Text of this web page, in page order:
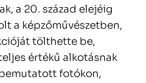
a 20. század elejéig
a képzőművészetben,
tölthette be,
értékű alkotásnak
fotókon,